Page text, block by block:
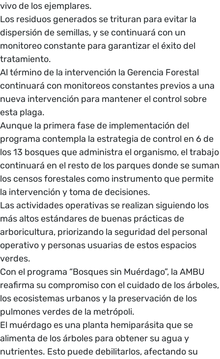
vivo de los ejemplares.
Los residuos generados se trituran para evitar la
dispersión de semillas, y se continuará con un
monitoreo constante para garantizar el éxito del
tratamiento.
Al término de la intervención la Gerencia Forestal
continuará con monitoreos constantes previos a una
nueva intervención para mantener el control sobre
esta plaga.
Aunque la primera fase de implementación del
programa contempla la estrategia de control en 6 de
los 13 bosques que administra el organismo, el trabajo
continuará en el resto de los parques donde se suman
los censos forestales como instrumento que permite
la intervención y toma de decisiones.
Las actividades operativas se realizan siguiendo los
más altos estándares de buenas prácticas de
arboricultura, priorizando la seguridad del personal
operativo y personas usuarias de estos espacios
verdes.
Con el programa “Bosques sin Muérdago”, la AMBU
reafirma su compromiso con el cuidado de los árboles,
los ecosistemas urbanos y la preservación de los
pulmones verdes de la metrópoli.
El muérdago es una planta hemiparásita que se
alimenta de los árboles para obtener su agua y
nutrientes. Esto puede debilitarlos, afectando su